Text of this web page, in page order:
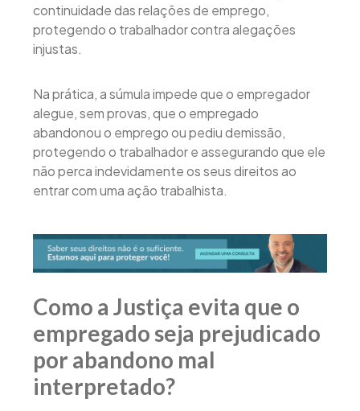
continuidade das relações de emprego,
protegendo o trabalhador contra alegações
injustas.
Na prática, a súmula impede que o empregador
alegue, sem provas, que o empregado
abandonou o emprego ou pediu demissão,
protegendo o trabalhador e assegurando que ele
não perca indevidamente os seus direitos ao
entrar com uma ação trabalhista.
Como a Justiça evita que o
empregado seja prejudicado
por abandono mal
interpretado?